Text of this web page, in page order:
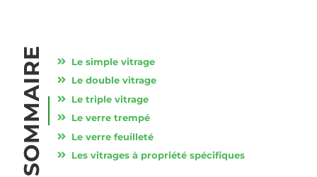
SOMMAIRE
Le simple vitrage
Le double vitrage
Le triple vitrage
Le verre trempé
Le verre feuilleté
Les vitrages à propriété spécifiques